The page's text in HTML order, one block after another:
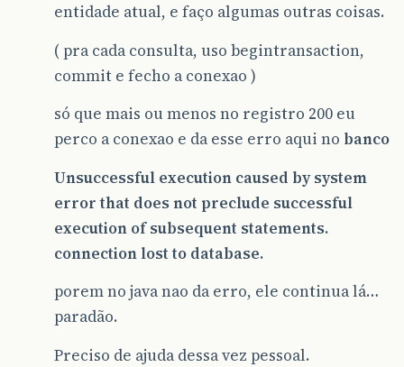
entidade atual, e faço algumas outras coisas.
( pra cada consulta, uso begintransaction,
commit e fecho a conexao )
só que mais ou menos no registro 200 eu
perco a conexao e da esse erro aqui no banco
Unsuccessful execution caused by system
error that does not preclude successful
execution of subsequent statements.
connection lost to database.
porem no java nao da erro, ele continua lá…
paradão.
Preciso de ajuda dessa vez pessoal.